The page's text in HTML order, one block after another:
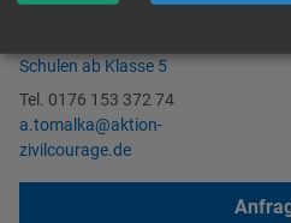
Schulen ab Klasse 5
Tel. 0176 153 372 74
a.tomalka@aktion-
zivilcourage.de